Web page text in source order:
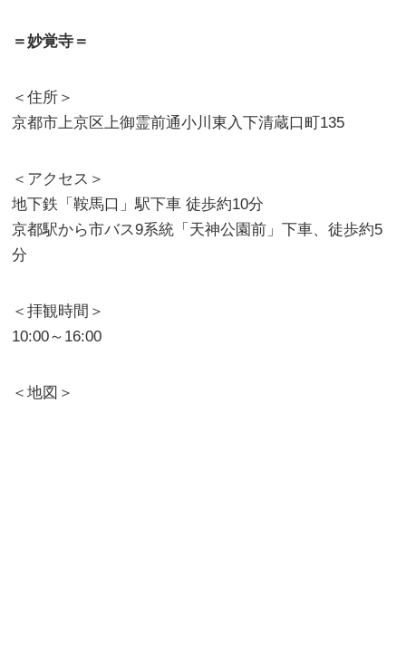
＝妙覚寺＝
＜住所＞
京都市上京区上御霊前通小川東入下清蔵口町135
＜アクセス＞
地下鉄「鞍馬口」駅下車 徒歩約10分
京都駅から市バス9系統「天神公園前」下車、徒歩約5
分
＜拝観時間＞
10:00～16:00
＜地図＞